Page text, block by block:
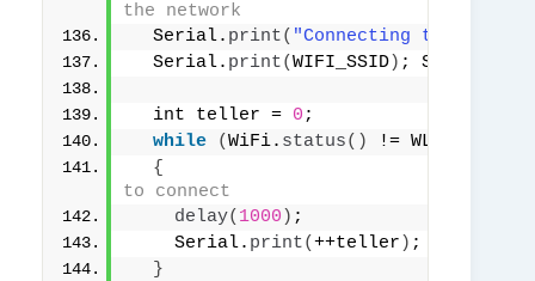
the network
  Serial.
print( "Connecting to "
  Serial.
print(WIFI_SSID) ; Serial.
  int teller =
0 ;
while
(WiFi. status()
!=
{
to connect
delay( 1000 ) ;
    Serial.
print(++teller ) ; Serial.
}